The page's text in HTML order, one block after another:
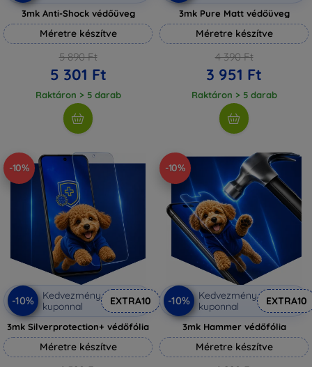
3mk Anti-Shock védőüveg
Méretre készítve
5 890 Ft
5 301 Ft
Raktáron > 5 darab
3mk Pure Matt védőüveg
Méretre készítve
4 390 Ft
3 951 Ft
Raktáron > 5 darab
-10%
-10%
Kedvezmény
kuponnal
EXTRA10
3mk Silverprotection+ védőfólia
Méretre készítve
-10%
-10%
Kedvezmény
kuponnal
EXTRA10
3mk Hammer védőfólia
Méretre készítve